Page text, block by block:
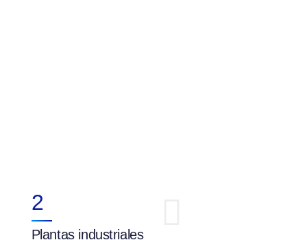
2
Plantas industriales